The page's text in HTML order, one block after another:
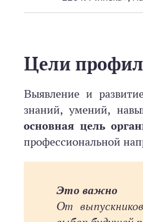
Цели
Выявление и
знаний, умений,
основная цель
профессиональной
Это важно
От